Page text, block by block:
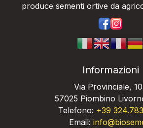
produce sementi ortive da
Informazioni
Via Provinciale,
57025 Piombino
Telefono: +39
Email: